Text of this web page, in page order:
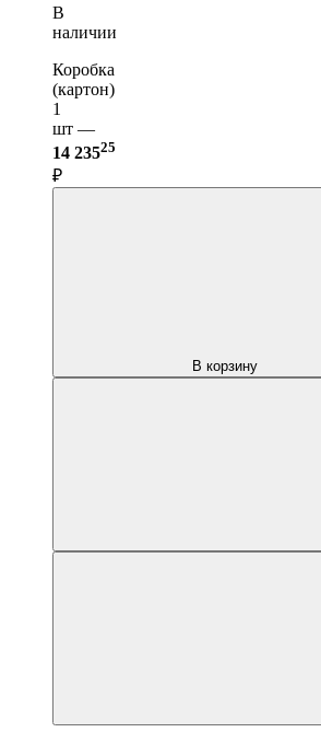
В
наличии
Коробка
(картон)
1
шт —
14 23525
₽
В корзину